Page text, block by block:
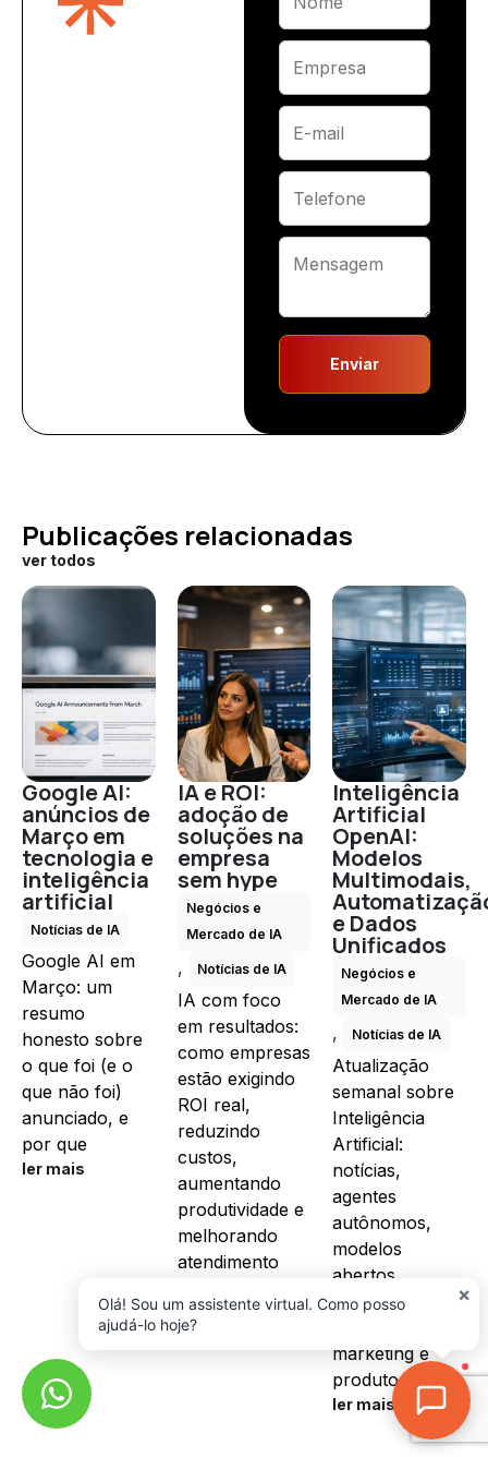
Enviar
Publicações relacionadas
ver todos
Google AI:
anúncios de
Março em
tecnologia e
inteligência
artificial
Notícias de IA
Google AI em
Março: um
resumo
honesto sobre
o que foi (e o
que não foi)
anunciado, e
por que
ler mais
IA e ROI:
adoção de
soluções na
empresa
sem hype
Negócios e
Mercado de IA
, Notícias de IA
IA com foco
em resultados:
como empresas
estão exigindo
ROI real,
reduzindo
custos,
aumentando
produtividade e
melhorando
atendimento
ler mais
Inteligência
Artificial
OpenAI:
Modelos
Multimodais,
e Dados
Unificados
Negócios e
Mercado de IA
, Notícias de IA
Atualização
semanal sobre
Inteligência
Artificial:
notícias,
agentes
autônomos,
modelos
abertos,
plataformas e
marketing e
produto.
ler mais
×
Olá! Sou um assistente virtual. Como posso
ajudá-lo hoje?